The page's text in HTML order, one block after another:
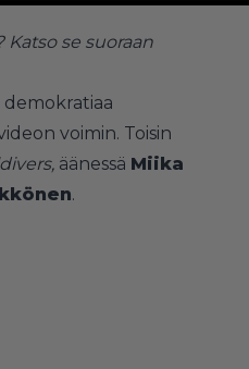
Katso se suoraan
demokratiaa
voimin. Toisin
äänessä Miika
.